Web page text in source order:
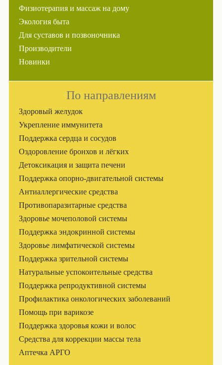
Физиотерапия и массаж на дому
Экология быта
Для суставов и позвоночника
Производители
Новинки
По направлениям
Здоровый желудок
Укрепление иммунитета
Поддержка сердца и сосудов
Оздоровление бронхов и лёгких
Детоксикация и защита печени
Поддержка опорно-двигательной системы
Антиаллергические средства
Противопаразитарные средства
Здоровье мочеполовой системы
Поддержка эндокринной системы
Здоровье лимфатической системы
Поддержка зрительной системы
Натуральные успокоительные средства
Поддержка репродуктивной системы
Профилактика онкологических заболеваний
Помощь при варикозе
Поддержка здоровья кожи и волос
Средства для коррекции массы тела
Аптечка АРГО